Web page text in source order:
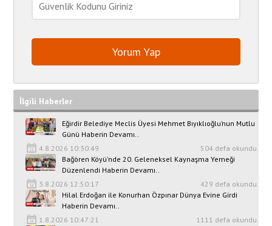
İlgili Haberler
Eğirdir Belediye Meclis Üyesi Mehmet Bıyıklıoğlu’nun Mutlu
Günü Haberin Devamı..
4.8.2026 10:30:49
504 defa okundu.
Bağören Köyü'nde 20. Geleneksel Kaynaşma Yemeği
Düzenlendi Haberin Devamı..
3.8.2026 12:50:17
429 defa okundu.
Hilal Erdoğan ile Konurhan Özpınar Dünya Evine Girdi
Haberin Devamı..
1.8.2026 10:47:21
1111 defa okundu.